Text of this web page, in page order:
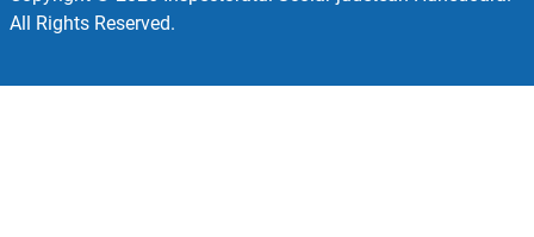
All Rights Reserved.